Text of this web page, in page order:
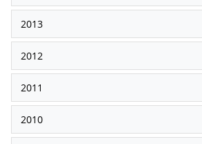
2013
2012
2011
2010